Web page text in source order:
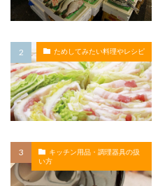
ためしてみたい料理やレシピ
キッチン用品・調理器具の扱
い方